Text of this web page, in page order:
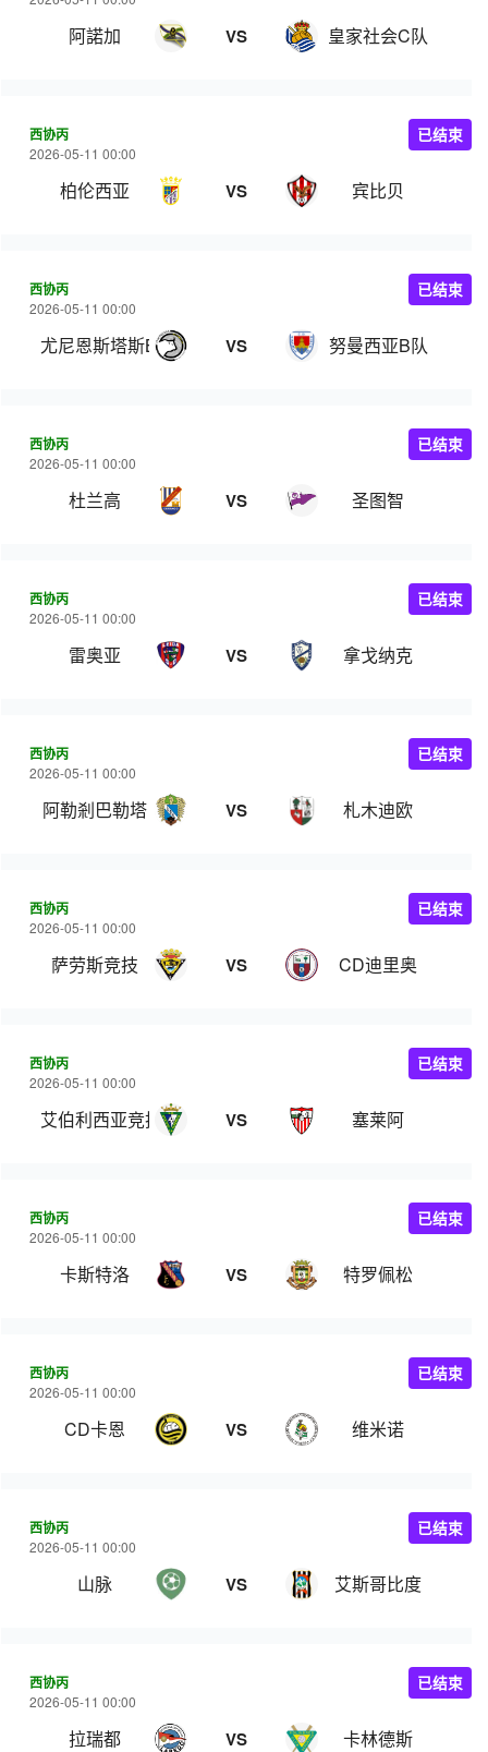
阿諾加 VS 皇家社会C队
西协丙
2026-05-11 00:00
柏伦西亚 VS 宾比贝
已结束
西协丙
2026-05-11 00:00
尤尼恩斯塔斯B队 VS 努曼西亚B队
已结束
西协丙
2026-05-11 00:00
杜兰高 VS 圣图智
已结束
西协丙
2026-05-11 00:00
雷奥亚 VS 拿戈纳克
已结束
西协丙
2026-05-11 00:00
阿勒剎巴勒塔 VS 札木迪欧
已结束
西协丙
2026-05-11 00:00
萨劳斯竞技 VS CD迪里奥
已结束
西协丙
2026-05-11 00:00
艾伯利西亚竞技 VS 塞莱阿
已结束
西协丙
2026-05-11 00:00
卡斯特洛 VS 特罗佩松
已结束
西协丙
2026-05-11 00:00
CD卡恩 VS 维米诺
已结束
西协丙
2026-05-11 00:00
山脉 VS 艾斯哥比度
已结束
西协丙
2026-05-11 00:00
拉瑞都 VS 卡林德斯
已结束